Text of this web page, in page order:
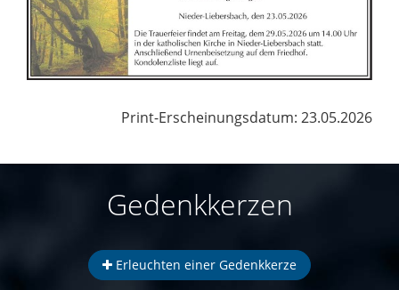
Print-Erscheinungsdatum: 23.05.2026
Gedenkkerzen
Erleuchten einer Gedenkkerze